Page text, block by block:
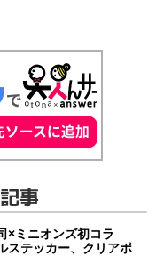
事
×ミニオンズ初コラ
テッカー、クリアポ